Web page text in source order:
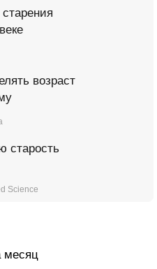
возраст
старость
Science
месяц